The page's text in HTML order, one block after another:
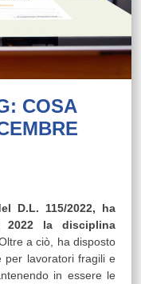
COSA
D.L. 115/2022, ha
2022 la disciplina
a ciò, ha disposto
lavoratori fragili e
in essere le